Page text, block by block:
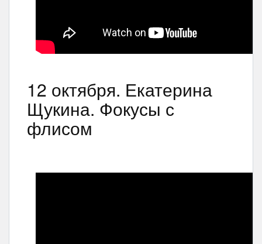
12 октября. Екатерина
Щукина. Фокусы с
флисом